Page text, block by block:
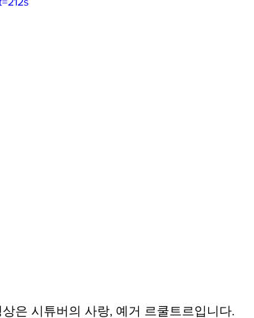
은 시튜버의 사랑, 예거 르쿨트르입니다.